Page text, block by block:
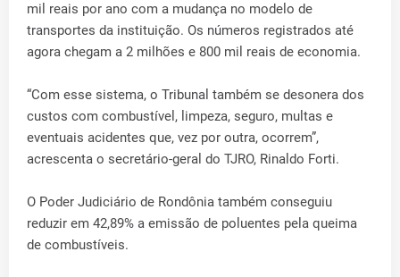
mil reais por ano com a mudança no modelo de
transportes da instituição. Os números registrados até
agora chegam a 2 milhões e 800 mil reais de economia.
“Com esse sistema, o Tribunal também se desonera dos
custos com combustível, limpeza, seguro, multas e
eventuais acidentes que, vez por outra, ocorrem”,
acrescenta o secretário-geral do TJRO, Rinaldo Forti.
O Poder Judiciário de Rondônia também conseguiu
reduzir em 42,89% a emissão de poluentes pela queima
de combustíveis.